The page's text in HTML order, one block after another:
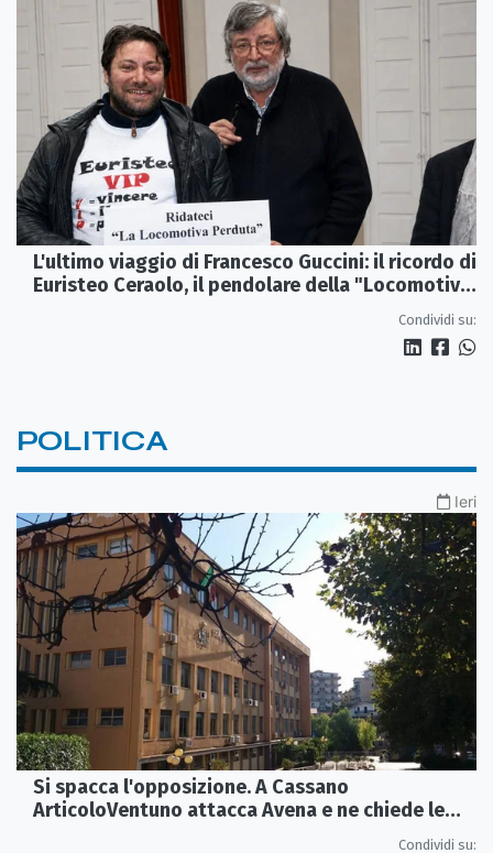
L'ultimo viaggio di Francesco Guccini: il ricordo di
Euristeo Ceraolo, il pendolare della "Locomotiva
Condividi su:
POLITICA
Ieri
Si spacca l'opposizione. A Cassano
ArticoloVentuno attacca Avena e ne chiede le
Condividi su: